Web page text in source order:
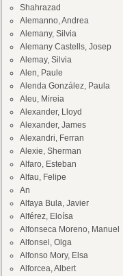
Shahrazad
Alemanno, Andrea
Alemany, Silvia
Alemany Castells, Josep
Alemay, Silvia
Alen, Paule
Alenda González, Paula
Aleu, Mireia
Alexander, Lloyd
Alexander, James
Alexandri, Ferran
Alexie, Sherman
Alfaro, Esteban
Alfau, Felipe
An
Alfaya Bula, Javier
Alférez, Eloísa
Alfonseca Moreno, Manuel
Alfonsel, Olga
Alfonso Mory, Elsa
Alforcea, Albert